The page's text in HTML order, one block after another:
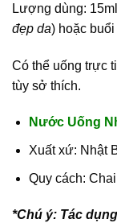
Lượng dùng:
đẹp da) hoặc
Có thể uống trực
tùy sở thích.
Nước Uống
Xuất xứ: Nhật
Quy cách: Chai
*Chú ý: Tác